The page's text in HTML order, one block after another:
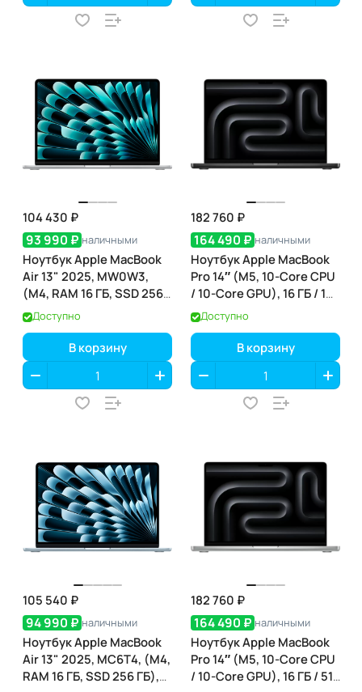
104 430 ₽
93 990 ₽ наличными
Ноутбук Apple MacBook
Air 13" 2025, MW0W3,
(M4, RAM 16 ГБ, SSD 256
ГБ), Серебристый
Доступно
В корзину
182 760 ₽
164 490 ₽ наличными
Ноутбук Apple MacBook
Pro 14″ (M5, 10-Core CPU
/ 10-Core GPU), 16 ГБ / 1
ТБ, Space Black (чёрный
космос) (MDE14)
Доступно
В корзину
105 540 ₽
94 990 ₽ наличными
Ноутбук Apple MacBook
Air 13" 2025, MC6T4, (M4,
RAM 16 ГБ, SSD 256 ГБ),
182 760 ₽
164 490 ₽ наличными
Ноутбук Apple MacBook
Pro 14″ (M5, 10-Core CPU
/ 10-Core GPU), 16 ГБ / 512